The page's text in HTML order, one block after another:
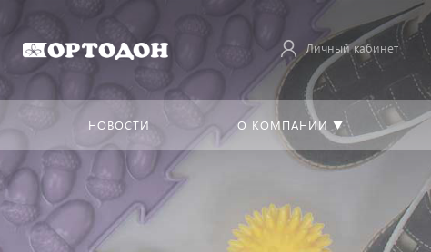
Личный кабинет
НОВОСТИ О КОМПАНИИ ▼